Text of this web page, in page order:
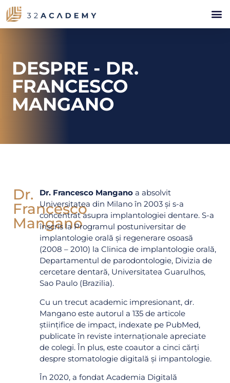
DESPRE - DR.
FRANCESCO
MANGANO
Dr.
Francesco
Mangano
Dr. Francesco Mangano a absolvit
Universitatea din Milano în 2003 și s-a
concentrat asupra implantologiei dentare. S-a
înscris la Programul postuniversitar de
implantologie orală și regenerare osoasă
(2008 – 2010) la Clinica de implantologie orală,
Departamentul de parodontologie, Divizia de
cercetare dentară, Universitatea Guarulhos,
Sao Paulo (Brazilia).
Cu un trecut academic impresionant, dr.
Mangano este autorul a 135 de articole
științifice de impact, indexate pe PubMed,
publicate în reviste internaționale apreciate
de colegi. În plus, este coautor a cinci cărți
despre stomatologie digitală și impantologie.
În 2020, a fondat Academia Digitală